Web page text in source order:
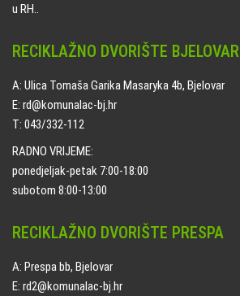
u RH..
RECIKLAŽNO DVORIŠTE BJELOVAR
A: Ulica Tomaša Garika Masaryka 4b, Bjelovar
E: rd@komunalac-bj.hr
T: 043/332-112
RADNO VRIJEME:
ponedjeljak-petak 7:00-18:00
subotom 8:00-13:00
RECIKLAŽNO DVORIŠTE PRESPA
A: Prespa bb, Bjelovar
E: rd2@komunalac-bj.hr